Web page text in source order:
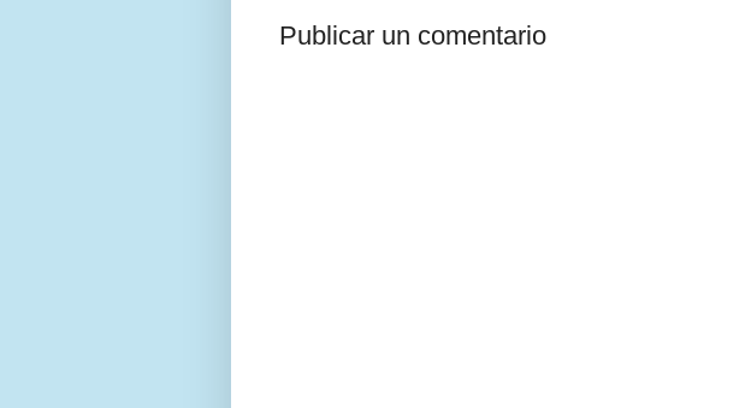
Publicar un comentario